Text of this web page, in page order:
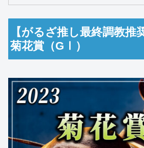
【がるざ推し最終調教推
菊花賞（GⅠ）